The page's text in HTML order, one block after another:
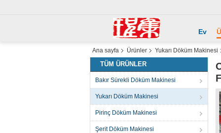
Ev
Ana sayfa Ürünler Yukarı Döküm Makinesi
TÜM ÜRÜNLER
Bakır Sürekli Döküm Makinesi
Yukarı Döküm Makinesi
Pirinç Döküm Makinesi
Şerit Döküm Makinesi